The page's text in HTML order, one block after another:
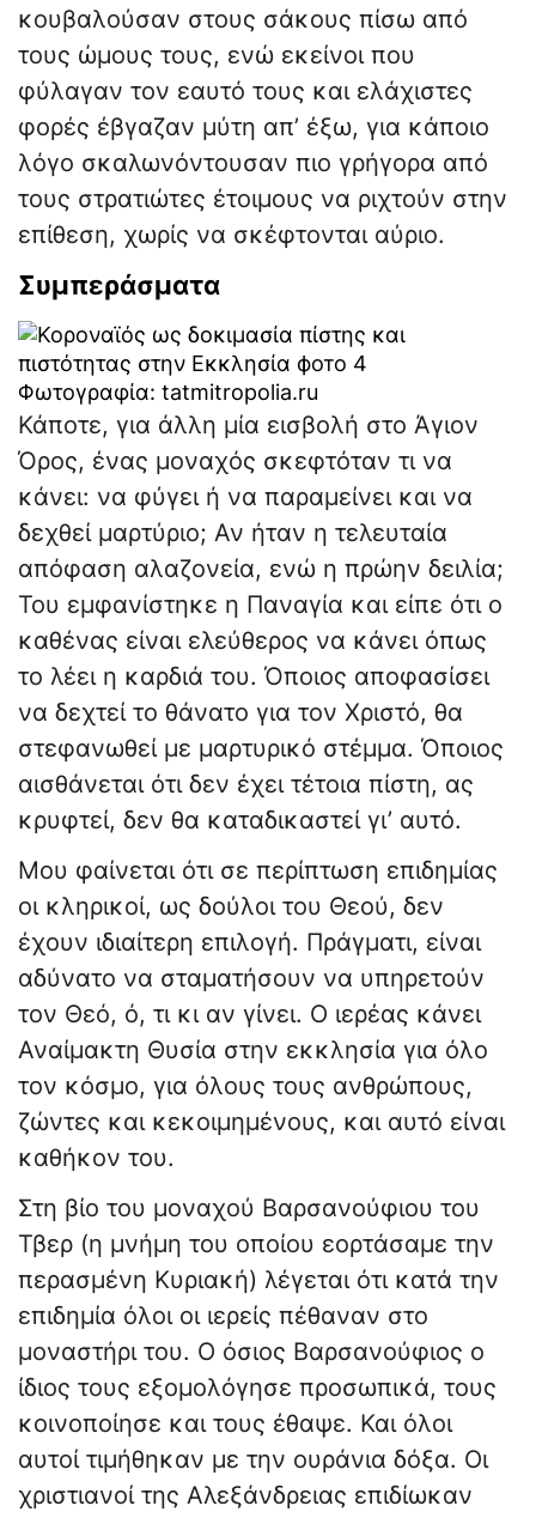
κουβαλούσαν στους σάκους πίσω από
τους ώμους τους, ενώ εκείνοι που
φύλαγαν τον εαυτό τους και ελάχιστες
φορές έβγαζαν μύτη απ’ έξω, για κάποιο
λόγο σκαλωνόντουσαν πιο γρήγορα από
τους στρατιώτες έτοιμους να ριχτούν στην
επίθεση, χωρίς να σκέφτονται αύριο.
Συμπεράσματα
Φωτογραφία: tatmitropolia.ru
Κάποτε, για άλλη μία εισβολή στο Άγιον
Όρος, ένας μοναχός σκεφτόταν τι να
κάνει: να φύγει ή να παραμείνει και να
δεχθεί μαρτύριο; Αν ήταν η τελευταία
απόφαση αλαζονεία, ενώ η πρώην δειλία;
Του εμφανίστηκε η Παναγία και είπε ότι ο
καθένας είναι ελεύθερος να κάνει όπως
το λέει η καρδιά του. Όποιος αποφασίσει
να δεχτεί το θάνατο για τον Χριστό, θα
στεφανωθεί με μαρτυρικό στέμμα. Όποιος
αισθάνεται ότι δεν έχει τέτοια πίστη, ας
κρυφτεί, δεν θα καταδικαστεί γι’ αυτό.
Μου φαίνεται ότι σε περίπτωση επιδημίας
οι κληρικοί, ως δούλοι του Θεού, δεν
έχουν ιδιαίτερη επιλογή. Πράγματι, είναι
αδύνατο να σταματήσουν να υπηρετούν
τον Θεό, ό, τι κι αν γίνει. Ο ιερέας κάνει
Αναίμακτη Θυσία στην εκκλησία για όλο
τον κόσμο, για όλους τους ανθρώπους,
ζώντες και κεκοιμημένους, και αυτό είναι
καθήκον του.
Στη βίο του μοναχού Βαρσανούφιου του
Τβερ (η μνήμη του οποίου εορτάσαμε την
περασμένη Κυριακή) λέγεται ότι κατά την
επιδημία όλοι οι ιερείς πέθαναν στο
μοναστήρι του. Ο όσιος Βαρσανούφιος ο
ίδιος τους εξομολόγησε προσωπικά, τους
κοινοποίησε και τους έθαψε. Και όλοι
αυτοί τιμήθηκαν με την ουράνια δόξα. Οι
χριστιανοί της Αλεξάνδρειας επιδίωκαν